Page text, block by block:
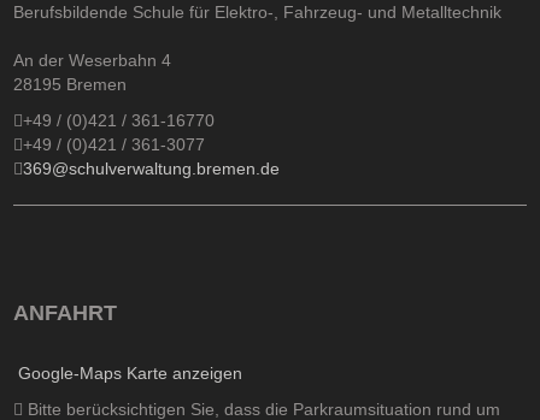
Berufsbildende Schule für Elektro-, Fahrzeug- und Metalltechnik
An der Weserbahn 4
28195 Bremen
+49 / (0)421 / 361-16770
+49 / (0)421 / 361-3077
369@schulverwaltung.bremen.de
ANFAHRT
Google-Maps Karte anzeigen
Bitte berücksichtigen Sie, dass die Parkraumsituation rund um